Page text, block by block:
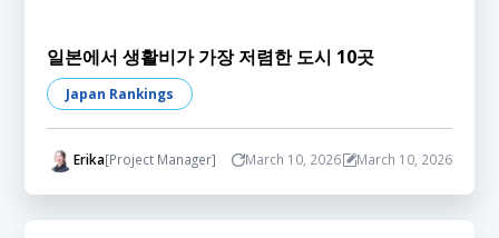
일본에서 생활비가 가장 저렴한 도시 10곳
Japan Rankings
Erika[Project Manager] March 10, 2026 March 10, 2026